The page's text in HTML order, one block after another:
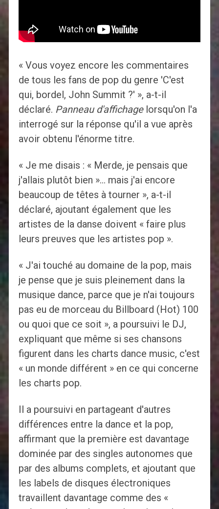
« Vous voyez encore les commentaires
de tous les fans de pop du genre 'C'est
qui, bordel, John Summit ?' », a-t-il
déclaré. Panneau d'affichagelorsqu'on l'a
interrogé sur la réponse qu'il a vue après
avoir obtenu l'énorme titre.
« Je me disais : « Merde, je pensais que
j'allais plutôt bien »… mais j'ai encore
beaucoup de têtes à tourner », a-t-il
déclaré, ajoutant également que les
artistes de la danse doivent « faire plus
leurs preuves que les artistes pop ».
« J'ai touché au domaine de la pop, mais
je pense que je suis pleinement dans la
musique dance, parce que je n'ai toujours
pas eu de morceau du Billboard (Hot) 100
ou quoi que ce soit », a poursuivi le DJ,
expliquant que même si ses chansons
figurent dans les charts dance music, c'est
« un monde différent » en ce qui concerne
les charts pop.
Il a poursuivi en partageant d'autres
différences entre la dance et la pop,
affirmant que la première est davantage
dominée par des singles autonomes que
par des albums complets, et ajoutant que
les labels de disques électroniques
travaillent davantage comme des «